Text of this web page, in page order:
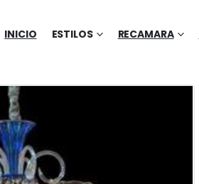
INICIO ESTILOS RECAMARA